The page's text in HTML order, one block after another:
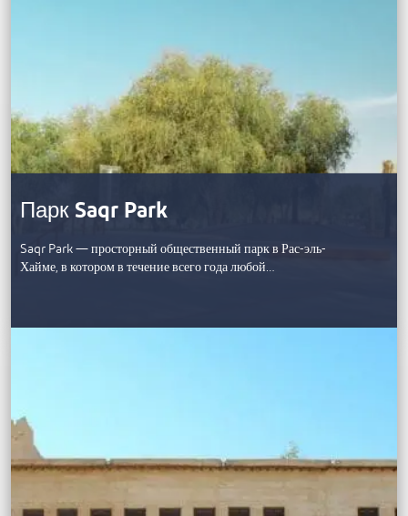
Парк Saqr Park
Saqr Park — просторный общественный парк в Рас-эль-
Хайме, в котором в течение всего года любой…